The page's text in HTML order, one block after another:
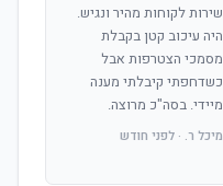
שירות לקוחות מהיר ונגיש.
היה עיכוב קטן בקבלת
מסמכי הצטרפות אבל
כשדחפתי קיבלתי מענה
מיידי. בסה"כ מרוצה.
מיכל ר. · לפני חודש